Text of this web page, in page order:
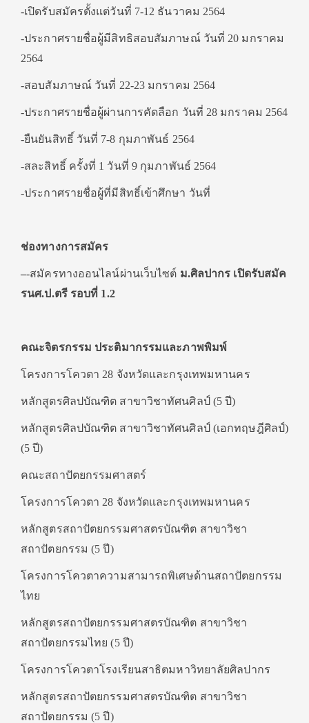
-เปิดรับสมัครตั้งแต่วันที่ 7-12 ธันวาคม 2564
-ประกาศรายชื่อผู้มีสิทธิสอบสัมภาษณ์ วันที่ 20 มกราคม
2564
-สอบสัมภาษณ์ วันที่ 22-23 มกราคม 2564
-ประกาศรายชื่อผู้ผ่านการคัดลือก วันที่ 28 มกราคม 2564
-ยืนยันสิทธิ์ วันที่ 7-8 กุมภาพันธ์ 2564
-สละสิทธิ์ ครั้งที่ 1 วันที่ 9 กุมภาพันธ์ 2564
-ประกาศรายชื่อผู้ที่มีสิทธิ์เข้าศึกษา วันที่
ช่องทางการสมัคร
–-สมัครทางออนไลน์ผ่านเว็บไซต์ ม.ศิลปากร เปิดรับสมัค
รนศ.ป.ตรี รอบที่ 1.2
คณะจิตรกรรม ประติมากรรมและภาพพิมพ์
โครงการโควตา 28 จังหวัดและกรุงเทพมหานคร
หลักสูตรศิลปบัณฑิต สาขาวิชาทัศนศิลป์ (5 ปี)
หลักสูตรศิลปบัณฑิต สาขาวิชาทัศนศิลป์ (เอกทฤษฎีศิลป์)
(5 ปี)
คณะสถาปัตยกรรมศาสตร์
โครงการโควตา 28 จังหวัดและกรุงเทพมหานคร
หลักสูตรสถาปัตยกรรมศาสตรบัณฑิต สาขาวิชา
สถาปัตยกรรม (5 ปี)
โครงการโควตาความสามารถพิเศษด้านสถาปัตยกรรม
ไทย
หลักสูตรสถาปัตยกรรมศาสตรบัณฑิต สาขาวิชา
สถาปัตยกรรมไทย (5 ปี)
โครงการโควตาโรงเรียนสาธิตมหาวิทยาลัยศิลปากร
หลักสูตรสถาปัตยกรรมศาสตรบัณฑิต สาขาวิชา
สถาปัตยกรรม (5 ปี)